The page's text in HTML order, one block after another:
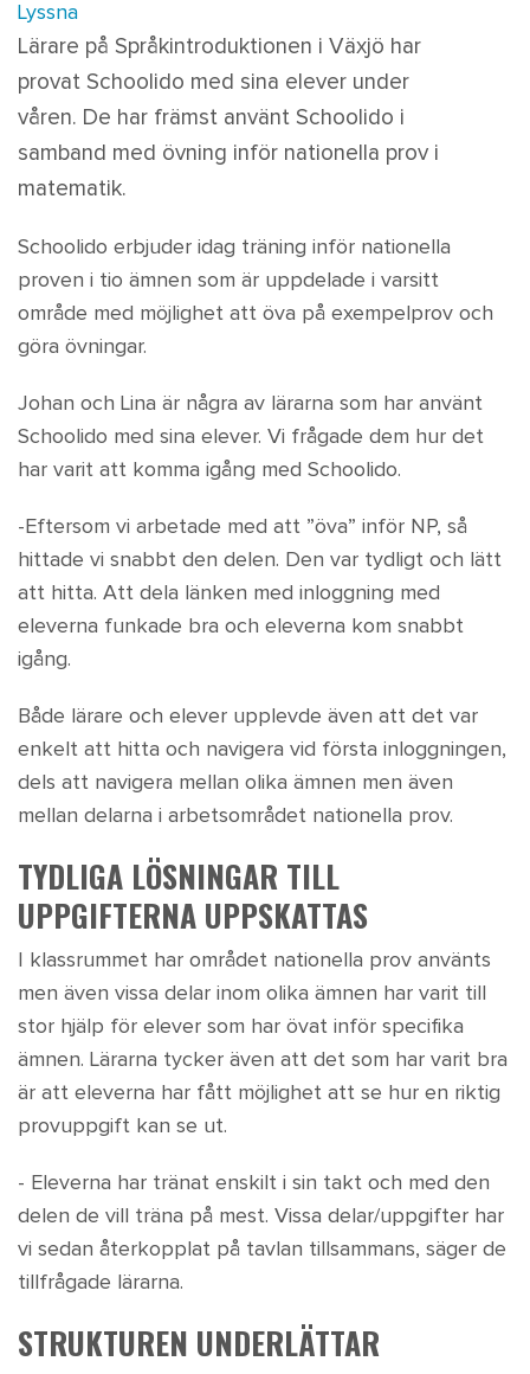
Lyssna
Lärare på Språkintroduktionen i Växjö har
provat Schoolido med sina elever under
våren. De har främst använt Schoolido i
samband med övning inför nationella prov i
matematik.
Schoolido erbjuder idag träning inför nationella
proven i tio ämnen som är uppdelade i varsitt
område med möjlighet att öva på exempelprov och
göra övningar.
Johan och Lina är några av lärarna som har använt
Schoolido med sina elever. Vi frågade dem hur det
har varit att komma igång med Schoolido.
-Eftersom vi arbetade med att ”öva” inför NP, så
hittade vi snabbt den delen. Den var tydligt och lätt
att hitta. Att dela länken med inloggning med
eleverna funkade bra och eleverna kom snabbt
igång.
Både lärare och elever upplevde även att det var
enkelt att hitta och navigera vid första inloggningen,
dels att navigera mellan olika ämnen men även
mellan delarna i arbetsområdet nationella prov.
TYDLIGA LÖSNINGAR TILL
UPPGIFTERNA UPPSKATTAS
I klassrummet har området nationella prov använts
men även vissa delar inom olika ämnen har varit till
stor hjälp för elever som har övat inför specifika
ämnen. Lärarna tycker även att det som har varit bra
är att eleverna har fått möjlighet att se hur en riktig
provuppgift kan se ut.
- Eleverna har tränat enskilt i sin takt och med den
delen de vill träna på mest. Vissa delar/uppgifter har
vi sedan återkopplat på tavlan tillsammans, säger de
tillfrågade lärarna.
STRUKTUREN UNDERLÄTTAR